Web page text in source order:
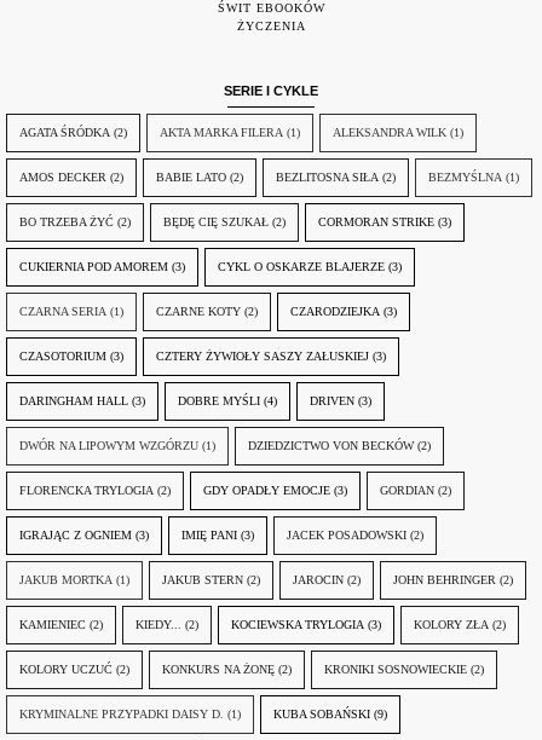
ŚWIT EBOOKÓW
ŻYCZENIA
SERIE I CYKLE
AGATA ŚRÓDKA (2) AKTA MARKA FILERA (1) ALEKSANDRA WILK (1)
AMOS DECKER (2) BABIE LATO (2) BEZLITOSNA SIŁA (2) BEZMYŚLNA (1)
BO TRZEBA ŻYĆ (2) BĘDĘ CIĘ SZUKAŁ (2) CORMORAN STRIKE (3)
CUKIERNIA POD AMOREM (3) CYKL O OSKARZE BLAJERZE (3)
CZARNA SERIA (1) CZARNE KOTY (2) CZARODZIEJKA (3)
CZASOTORIUM (3) CZTERY ŻYWIOŁY SASZY ZAŁUSKIEJ (3)
DARINGHAM HALL (3) DOBRE MYŚLI (4) DRIVEN (3)
DWÓR NA LIPOWYM WZGÓRZU (1) DZIEDZICTWO VON BECKÓW (2)
FLORENCKA TRYLOGIA (2) GDY OPADŁY EMOCJE (3) GORDIAN (2)
IGRAJĄC Z OGNIEM (3) IMIĘ PANI (3) JACEK POSADOWSKI (2)
JAKUB MORTKA (1) JAKUB STERN (2) JAROCIN (2) JOHN BEHRINGER (2)
KAMIENIEC (2) KIEDY... (2) KOCIEWSKA TRYLOGIA (3) KOLORY ZŁA (2)
KOLORY UCZUĆ (2) KONKURS NA ŻONĘ (2) KRONIKI SOSNOWIECKIE (2)
KRYMINALNE PRZYPADKI DAISY D. (1) KUBA SOBAŃSKI (9)